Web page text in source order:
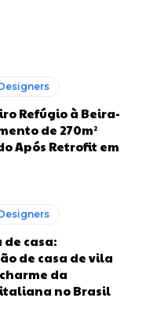
Refúgio à Beira-
de 270m²
Após Retrofit em
de casa:
de casa de vila
charme da
no Brasil